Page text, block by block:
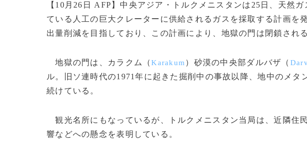
【10月26日 AFP】中央アジア・トルクメニスタンは25日、天然
ている人工の巨大クレーターに供給されるガスを採取する計画を
出量削減を目指しており、この計画により、地獄の門は閉鎖され
地獄の門は、カラクム（Karakum ）砂漠の中央部ダルバザ（
ル。旧ソ連時代の1971年に起きた掘削中の事故以降、地中のメタ
続けている。
観光名所にもなっているが、トルクメニスタン当局は、近隣住
響などへの懸念を表明している。